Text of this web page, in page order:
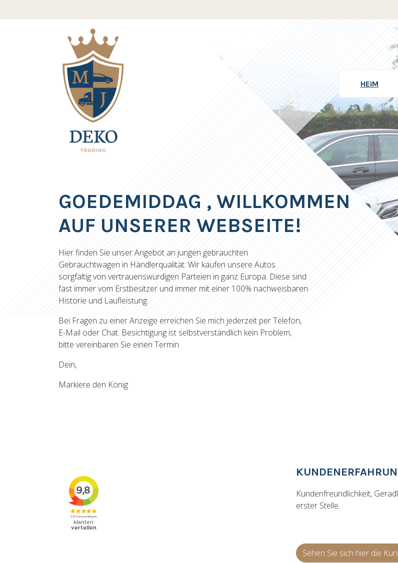
HEIM
GOEDEMIDDAG , WILLKOMMEN
AUF UNSERER WEBSEITE!
Hier finden Sie unser Angebot an jungen gebrauchten
Gebrauchtwagen in Händlerqualität. Wir kaufen unsere Autos
sorgfältig von vertrauenswürdigen Parteien in ganz Europa. Diese sind
fast immer vom Erstbesitzer und immer mit einer 100% nachweisbaren
Historie und Laufleistung.
Bei Fragen zu einer Anzeige erreichen Sie mich jederzeit per Telefon,
E-Mail oder Chat. Besichtigung ist selbstverständlich kein Problem,
bitte vereinbaren Sie einen Termin.
Dein,
Markiere den König
Kundenfreundlichkeit,
erster Stelle.
Sehen Sie sich hier die